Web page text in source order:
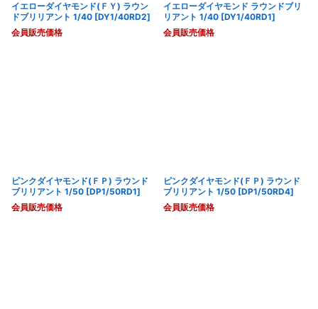
イエローダイヤモンド(ＦＹ) ラウン
ドブリリアント 1/40 [DY1/40RD2]
会員販売価格
イエローダイヤモンド ラウンドブリ
リアント 1/40 [DY1/40RD1]
会員販売価格
ピンクダイヤモンド(ＦＰ) ラウンド
ブリリアント 1/50 [DP1/50RD1]
会員販売価格
ピンクダイヤモンド(ＦＰ) ラウンド
ブリリアント 1/50 [DP1/50RD4]
会員販売価格